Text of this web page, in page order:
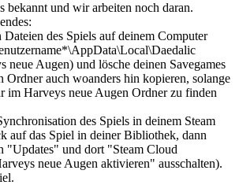
bekannt und wir arbeiten noch daran.
des Spiels auf deinem Computer
neue Augen) und lösche deinen Savegames
Ordner auch woanders hin kopieren, solange
im Harveys neue Augen Ordner zu finden
des Spiels in deinem Steam
auf das Spiel in deiner Bibliothek, dann
"Updates" und dort "Steam Cloud
neue Augen aktivieren" ausschalten).